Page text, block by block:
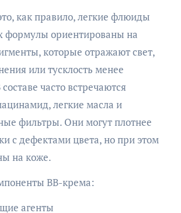
как правило, легкие флюиды
формулы ориентированы на
которые отражают свет,
или тусклость менее
часто встречаются
легкие масла и
фильтры. Они могут плотнее
с дефектами цвета, но при этом
на коже.
BB-крема:
агенты